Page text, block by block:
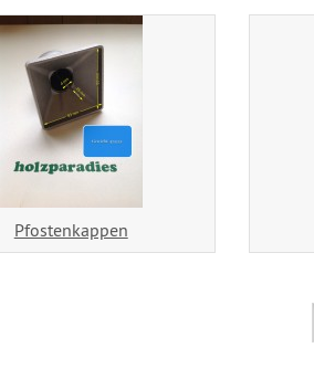
Pfostenkappen